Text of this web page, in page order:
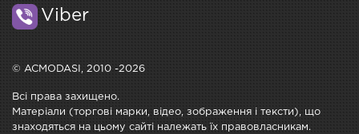
Viber
© ACMODASI, 2010 -2026
Всі права захищено.
Матеріали (торгові марки, відео, зображення і тексти), що
знаходяться на цьому сайті належать їх правовласникам.